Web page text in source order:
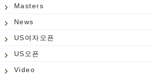
Masters
News
US여자오픈
US오픈
Video